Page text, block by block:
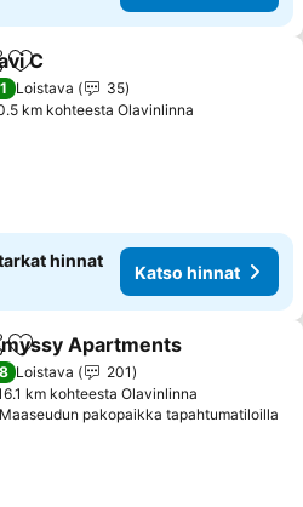
Lisää suosikkeihin
C
Loistava
35
km kohteesta Olavinlinna
hinnat
Katso hinnat
Lisää suosikkeihin
Apartments
Loistava
201
km kohteesta Olavinlinna
Maaseudun pakopaikka tapahtumatiloilla